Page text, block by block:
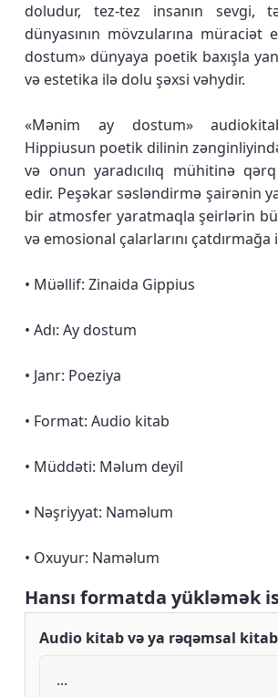
doludur, tez-tez insanın sevgi,
dünyasının mövzularına müraciət
dostum» dünyaya poetik baxışla
və estetika ilə dolu şəxsi vəhydir.
«Mənim ay dostum»
Hippiusun poetik dilinin
və onun yaradıcılıq mühitinə
edir. Peşəkar səsləndirmə şairənin
bir atmosfer yaratmaqla şeirlərin
və emosional çalarlarını çatdırmağa
• Müəllif: Zinaida Gippius
• Adı: Ay dostum
• Janr: Poeziya
• Format: Audio kitab
• Müddəti: Məlum deyil
• Nəşriyyat: Naməlum
• Oxuyur: Naməlum
Hansı formatda yükləmək
Audio kitab və ya rəqəmsal kitab